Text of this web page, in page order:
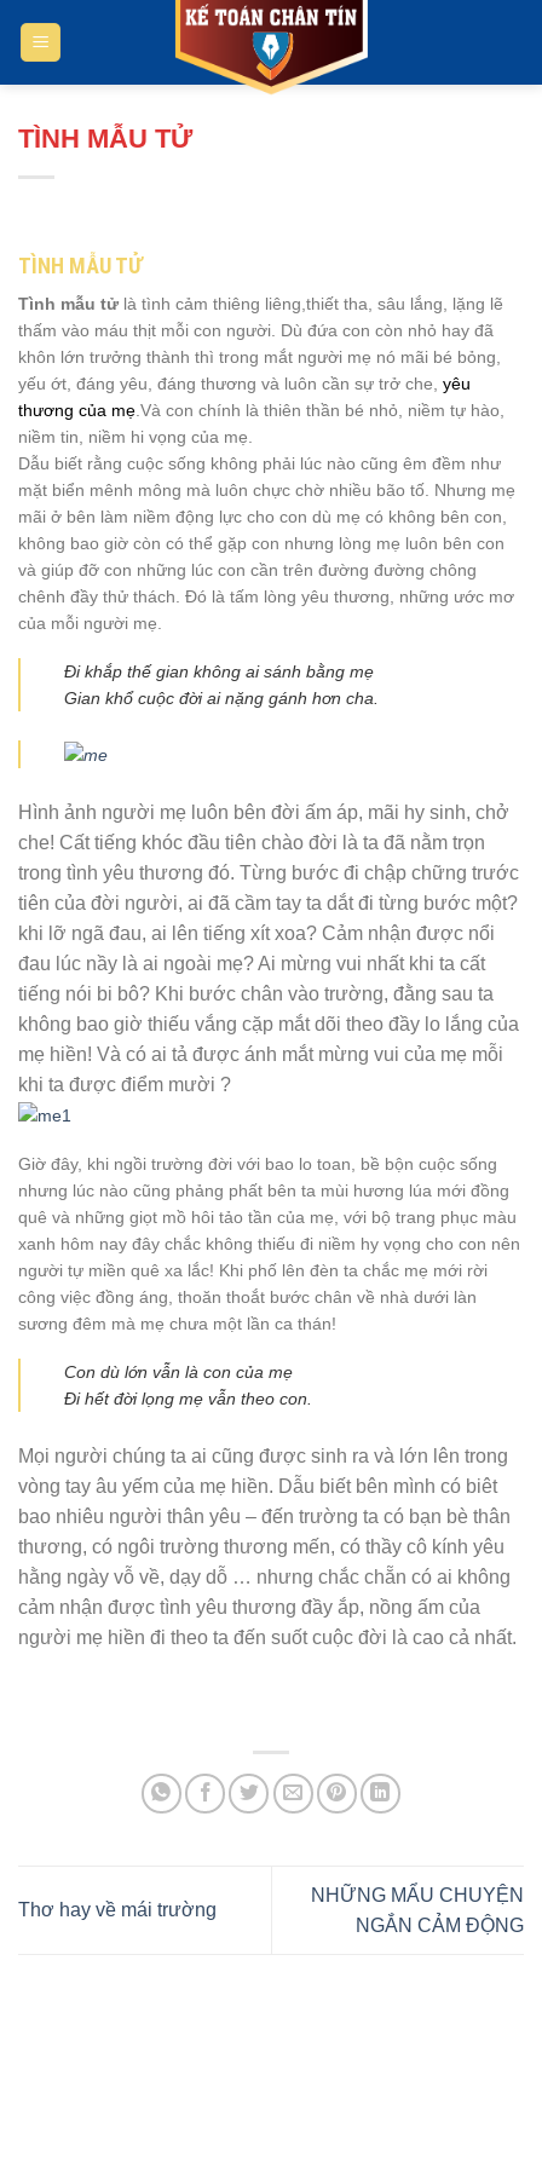
TÌNH MẪU TỬ
TÌNH MẪU TỬ
Tình mẫu tử là tình cảm thiêng liêng,thiết tha, sâu lắng, lặng lẽ
thấm vào máu thịt mỗi con người. Dù đứa con còn nhỏ hay đã
khôn lớn trưởng thành thì trong mắt người mẹ nó mãi bé bỏng,
yếu ớt, đáng yêu, đáng thương và luôn cần sự trở che, yêu
thương của mẹ .Và con chính là thiên thần bé nhỏ, niềm tự hào,
niềm tin, niềm hi vọng của mẹ.
Dẫu biết rằng cuộc sống không phải lúc nào cũng êm đềm như
mặt biển mênh mông mà luôn chực chờ nhiều bão tố. Nhưng mẹ
mãi ở bên làm niềm động lực cho con dù mẹ có không bên con,
không bao giờ còn có thể gặp con nhưng lòng mẹ luôn bên con
và giúp đỡ con những lúc con cần trên đường đường chông
chênh đầy thử thách. Đó là tấm lòng yêu thương, những ước mơ
của mỗi người mẹ.
Đi khắp thế gian không ai sánh bằng mẹ
Gian khổ cuộc đời ai nặng gánh hơn cha.
Hình ảnh người mẹ luôn bên đời ấm áp, mãi hy sinh, chở
che! Cất tiếng khóc đầu tiên chào đời là ta đã nằm trọn
trong tình yêu thương đó. Từng bước đi chập chững trước
tiên của đời người, ai đã cầm tay ta dắt đi từng bước một?
khi lỡ ngã đau, ai lên tiếng xít xoa? Cảm nhận được nổi
đau lúc nầy là ai ngoài mẹ? Ai mừng vui nhất khi ta cất
tiếng nói bi bô? Khi bước chân vào trường, đằng sau ta
không bao giờ thiếu vắng cặp mắt dõi theo đầy lo lắng của
mẹ hiền! Và có ai tả được ánh mắt mừng vui của mẹ mỗi
khi ta được điểm mười ?
Giờ đây, khi ngồi trường đời với bao lo toan, bề bộn cuộc sống
nhưng lúc nào cũng phảng phất bên ta mùi hương lúa mới đồng
quê và những giọt mồ hôi tảo tần của mẹ, với bộ trang phục màu
xanh hôm nay đây chắc không thiếu đi niềm hy vọng cho con nên
người tự miền quê xa lắc! Khi phố lên đèn ta chắc mẹ mới rời
công việc đồng áng, thoăn thoắt bước chân về nhà dưới làn
sương đêm mà mẹ chưa một lần ca thán!
Con dù lớn vẫn là con của mẹ
Đi hết đời lọng mẹ vẫn theo con.
Mọi người chúng ta ai cũng được sinh ra và lớn lên trong
vòng tay âu yếm của mẹ hiền. Dẫu biết bên mình có biêt
bao nhiêu người thân yêu – đến trường ta có bạn bè thân
thương, có ngôi trường thương mến, có thầy cô kính yêu
hằng ngày vỗ về, dạy dỗ … nhưng chắc chẵn có ai không
cảm nhận được tình yêu thương đầy ắp, nồng ấm của
người mẹ hiền đi theo ta đến suốt cuộc đời là cao cả nhất.
Thơ hay về mái trường
NHỮNG MẨU CHUYỆN
NGẮN CẢM ĐỘNG